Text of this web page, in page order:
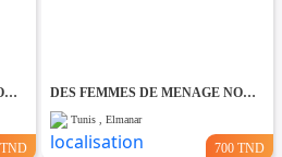
DES FEMMES DE MENAGE NON COUCHANTES A Lafayette DES FEMMES DE MENAGE NON COUCHANTES A El Manar
Tunis , Elmanar
700 TND